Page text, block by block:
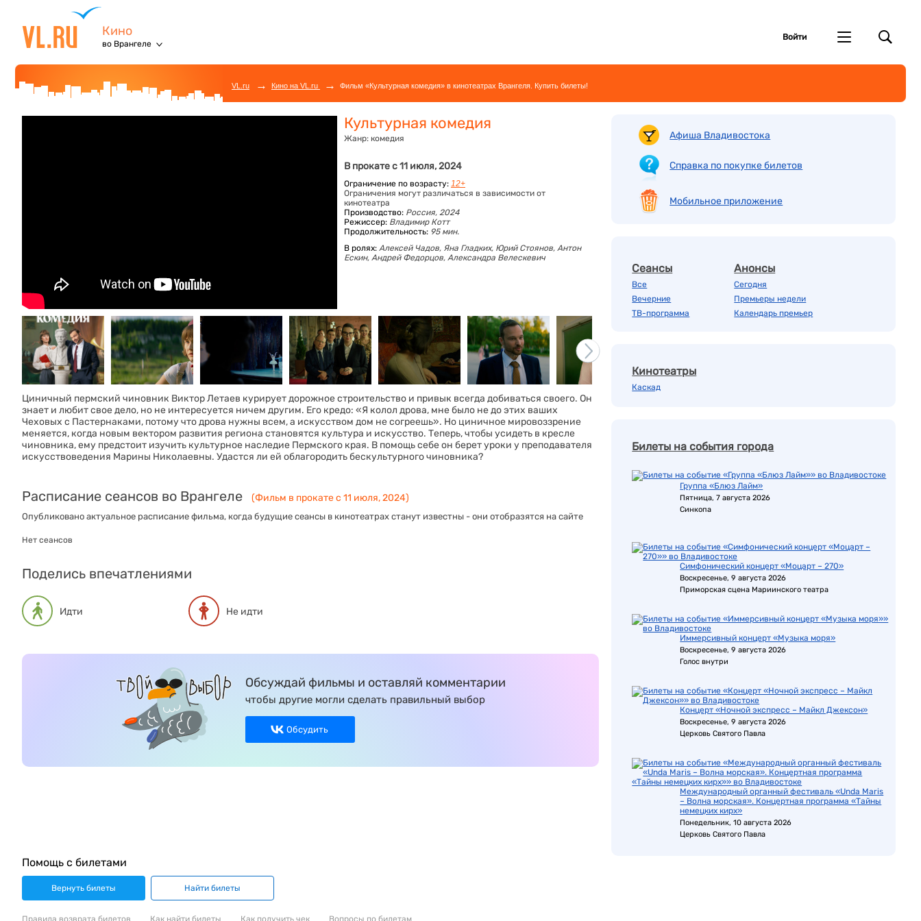
Кино
во Врангеле
Войти
VL.ru → Кино на VL.ru → Фильм «Культурная комедия» в кинотеатрах Врангеля. Купить билеты!
Культурная комедия
Жанр: комедия
В прокате с 11 июля, 2024
Ограничение по возрасту: 12+
Ограничения могут различаться в зависимости от
кинотеатра
Производство: Россия, 2024
Режиссер: Владимир Котт
Продолжительность: 95 мин.
В ролях: Алексей Чадов, Яна Гладких, Юрий Стоянов, Антон
Ескин, Андрей Федорцов, Александра Велескевич
Циничный пермский чиновник Виктор Летаев курирует дорожное строительство и привык всегда добиваться своего. Он
знает и любит свое дело, но не интересуется ничем другим. Его кредо: «Я колол дрова, мне было не до этих ваших
Чеховых с Пастернаками, потому что дрова нужны всем, а искусством дом не согреешь». Но циничное мировоззрение
меняется, когда новым вектором развития региона становятся культура и искусство. Теперь, чтобы усидеть в кресле
чиновника, ему предстоит изучить культурное наследие Пермского края. В помощь себе он берет уроки у преподавателя
искусствоведения Марины Николаевны. Удастся ли ей облагородить бескультурного чиновника?
Расписание сеансов во Врангеле (Фильм в прокате с 11 июля, 2024)
Опубликовано актуальное расписание фильма, когда будущие сеансы в кинотеатрах станут известны - они отобразятся на сайте
Нет сеансов
Поделись впечатлениями
Идти Не идти
Обсуждай фильмы и оставляй комментарии
чтобы другие могли сделать правильный выбор
Обсудить
Афиша Владивостока
Справка по покупке билетов
Мобильное приложение
Сеансы
Все
Вечерние
ТВ-программа
Анонсы
Сегодня
Премьеры недели
Календарь премьер
Кинотеатры
Каскад
Билеты на события города
Группа «Блюз Лайм»
Пятница, 7 августа 2026
Синкопа
Симфонический концерт «Моцарт – 270»
Воскресенье, 9 августа 2026
Приморская сцена Мариинского театра
Иммерсивный концерт «Музыка моря»
Воскресенье, 9 августа 2026
Голос внутри
Концерт «Ночной экспресс – Майкл Джексон»
Воскресенье, 9 августа 2026
Церковь Святого Павла
Международный органный фестиваль «Unda Maris
– Волна морская». Концертная программа «Тайны
немецких кирх»
Понедельник, 10 августа 2026
Церковь Святого Павла
Помощь с билетами
Вернуть билеты Найти билеты
Правила возврата билетов Как найти билеты Как получить чек Вопросы по билетам